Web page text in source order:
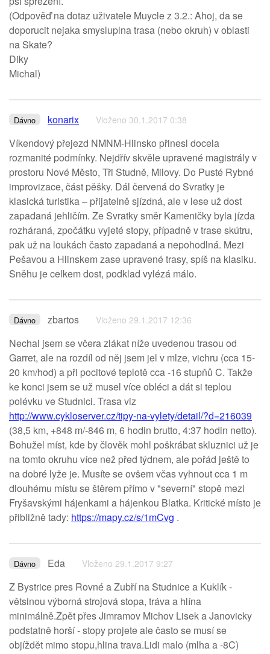
(Odpověď na dotaz uživatele Muycle z 3.2.: Ahoj, da se
doporucit nejaka smysluplna trasa (nebo okruh) v oblasti
na Skate?
Diky
Michal)
Dávno konarix Vloženo 30.1.2017 0:38
Víkendový přejezd NMNM-Hlinsko přinesl docela
rozmanité podmínky. Nejdřív skvěle upravené magistrály v
prostoru Nové Město, Tři Studně, Milovy. Do Pusté Rybné
improvizace, část pěšky. Dál červená do Svratky je
klasická turistika – přijatelně sjízdná, ale v lese už dost
zapadaná jehličím. Ze Svratky směr Kameničky byla jízda
rozháraná, zpočátku vyjeté stopy, případně v trase skútru,
pak už na loukách často zapadaná a nepohodlná. Mezi
Pešavou a Hlinskem zase upravené trasy, spíš na klasiku.
Sněhu je celkem dost, podklad vylézá málo.
Dávno zbartos Vloženo 29.1.2017 12:36
Nechal jsem se včera zlákat níže uvedenou trasou od
Garret, ale na rozdíl od něj jsem jel v mlze, vichru (cca 15-
20 km/hod) a při pocitové teplotě cca -16 stupňů C. Takže
ke konci jsem se už musel více obléci a dát si teplou
polévku ve Studnici. Trasa viz
http://www.cykloserver.cz/tipy-na-vylety/detail/?d=216039
(38,5 km, +848 m/-846 m, 6 hodin brutto, 4:37 hodin netto).
Bohužel míst, kde by člověk mohl poškrábat skluznici už je
na tomto okruhu více než před týdnem, ale pořád ještě to
na dobré lyže je. Musíte se ovšem včas vyhnout cca 1 m
dlouhému místu se štěrem přímo v "severní" stopě mezi
Fryšavskými hájenkami a hájenkou Blatka. Kritické místo je
přibližně tady: https://mapy.cz/s/1mCvg .
Dávno Eda Vloženo 29.1.2017 9:27
Z Bystrice pres Rovné a Zubří na Studnice a Kuklík -
větsinou výborná strojová stopa, tráva a hlína
minimálně.Zpět přes Jimramov Michov Lisek a Janovicky
podstatně horší - stopy projete ale často se musí se
objíždět mimo stopu,hlina trava.Lidi malo (mlha a -8C)